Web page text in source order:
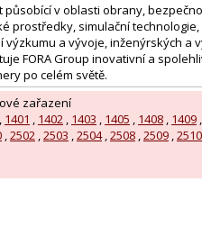
v oblasti obrany,
prostředky, simulační
a vývoje, inženýrských a
FORA Group inovativní a
po celém světě.
zařazení
, 1401 , 1402 , 1403 , 1405 , 1408 , 1409 ,
,2502 ,2503 ,2504,2508 ,2509 ,2510